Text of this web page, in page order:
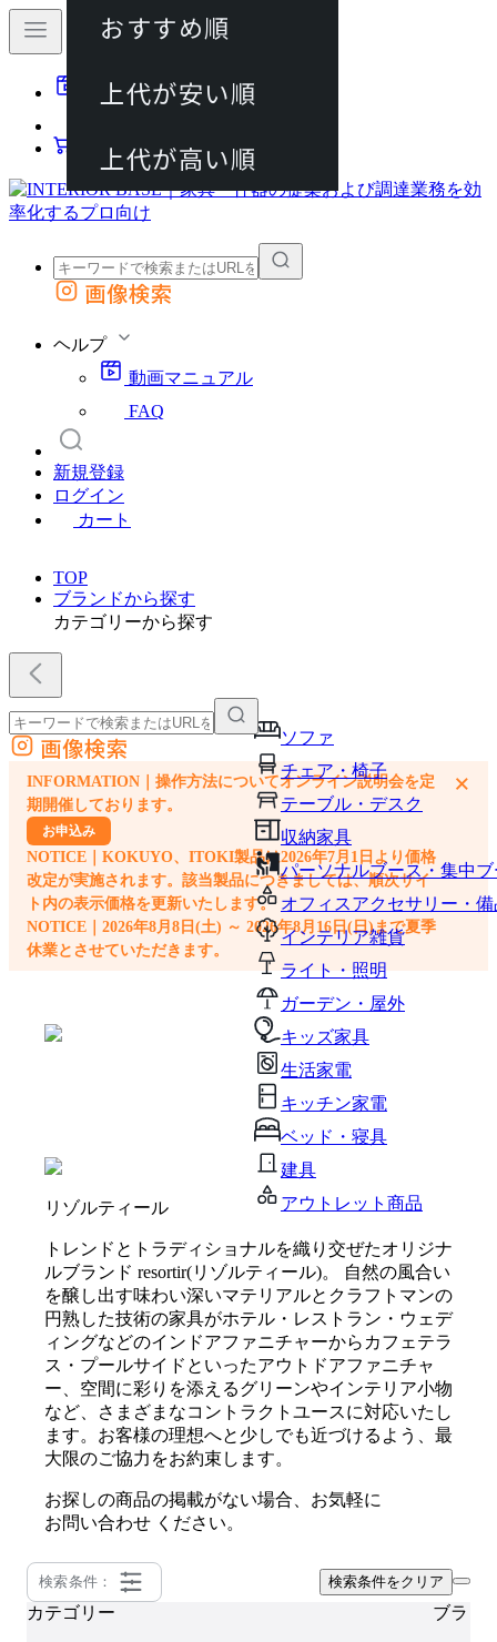
動画マニュアル
カート
外部サイトの商品をカートに追加
画像検索
ヘルプ
動画マニュアル
FAQ
新規登録
ログイン
カート
TOP
ブランドから探す
カテゴリーから探す
ソファ
チェア・椅子
テーブル・デスク
収納家具
パーソナルブース・集中
オフィスアクセサリー・備
インテリア雑貨
ライト・照明
ガーデン・屋外
キッズ家具
生活家電
キッチン家電
ベッド・寝具
建具
アウトレット商品
外部サイトの商品をカートに追加
他のサイトで見つけた商品ページのURLを貼り付けて、カートに追加できます
画像検索
INFORMATION｜操作方法についてオンライン説明会を定
期開催しております。
お申込み
NOTICE｜KOKUYO、ITOKI製品は2026年7月1日より価格
改定が実施されます。該当製品につきましては、順次サイ
ト内の表示価格を更新いたします。
NOTICE｜2026年8月8日(土) ～ 2026年8月16日(日)まで夏季
休業とさせていただきます。
×
リゾルティール
トレンドとトラディショナルを織り交ぜたオリジナ
ルブランド resortir(リゾルティール)。 自然の風合い
を醸し出す味わい深いマテリアルとクラフトマンの
円熟した技術の家具がホテル・レストラン・ウェデ
ィングなどのインドアファニチャーからカフェテラ
ス・プールサイドといったアウトドアファニチャ
ー、空間に彩りを添えるグリーンやインテリア小物
など、さまざまなコントラクトユースに対応いたし
ます。お客様の理想へと少しでも近づけるよう、最
大限のご協力をお約束します。
お探しの商品の掲載がない場合、お気軽に
お問い合わせ ください。
検索条件： 検索条件をクリア
カテゴリー ブラン
おすすめ順
上代が安い順
上代が高い順